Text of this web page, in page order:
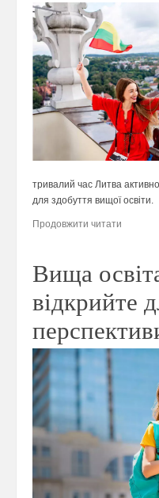
тривалий час Литва
для здобуття вищої освіти.
Продовжити читати
Вища
відкрийте